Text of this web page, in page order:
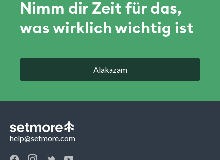
Nimm dir Zeit für das,
was wirklich wichtig ist
Alakazam
help@setmore.com